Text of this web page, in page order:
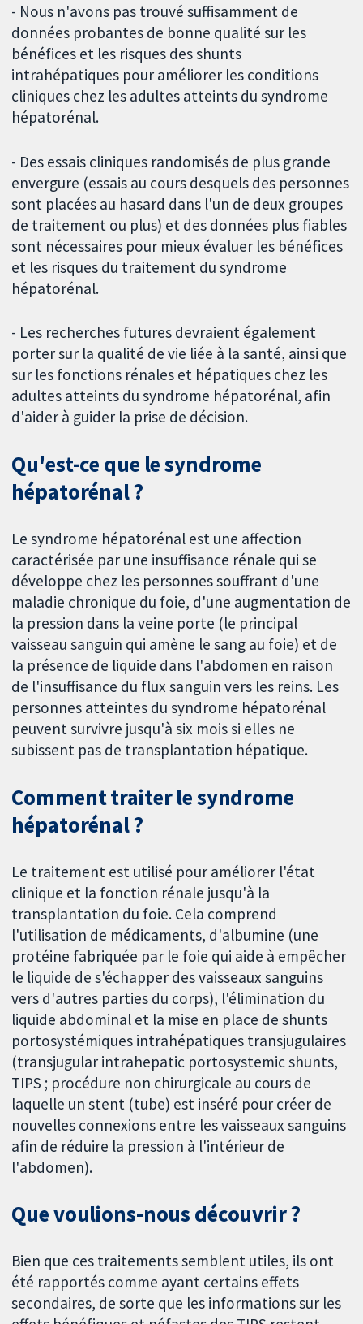
- Nous n'avons pas trouvé suffisamment de
données probantes de bonne qualité sur les
bénéfices et les risques des shunts
intrahépatiques pour améliorer les conditions
cliniques chez les adultes atteints du syndrome
hépatorénal.
- Des essais cliniques randomisés de plus grande
envergure (essais au cours desquels des personnes
sont placées au hasard dans l'un de deux groupes
de traitement ou plus) et des données plus fiables
sont nécessaires pour mieux évaluer les bénéfices
et les risques du traitement du syndrome
hépatorénal.
- Les recherches futures devraient également
porter sur la qualité de vie liée à la santé, ainsi que
sur les fonctions rénales et hépatiques chez les
adultes atteints du syndrome hépatorénal, afin
d'aider à guider la prise de décision.
Qu'est-ce que le syndrome
hépatorénal ?
Le syndrome hépatorénal est une affection
caractérisée par une insuffisance rénale qui se
développe chez les personnes souffrant d'une
maladie chronique du foie, d'une augmentation de
la pression dans la veine porte (le principal
vaisseau sanguin qui amène le sang au foie) et de
la présence de liquide dans l'abdomen en raison
de l'insuffisance du flux sanguin vers les reins. Les
personnes atteintes du syndrome hépatorénal
peuvent survivre jusqu'à six mois si elles ne
subissent pas de transplantation hépatique.
Comment traiter le syndrome
hépatorénal ?
Le traitement est utilisé pour améliorer l'état
clinique et la fonction rénale jusqu'à la
transplantation du foie. Cela comprend
l'utilisation de médicaments, d'albumine (une
protéine fabriquée par le foie qui aide à empêcher
le liquide de s'échapper des vaisseaux sanguins
vers d'autres parties du corps), l'élimination du
liquide abdominal et la mise en place de shunts
portosystémiques intrahépatiques transjugulaires
(transjugular intrahepatic portosystemic shunts,
TIPS ; procédure non chirurgicale au cours de
laquelle un stent (tube) est inséré pour créer de
nouvelles connexions entre les vaisseaux sanguins
afin de réduire la pression à l'intérieur de
l'abdomen).
Que voulions-nous découvrir ?
Bien que ces traitements semblent utiles, ils ont
été rapportés comme ayant certains effets
secondaires, de sorte que les informations sur les